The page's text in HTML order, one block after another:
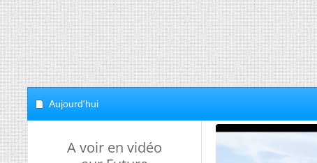
Aujourd'hui
A voir en vidéo